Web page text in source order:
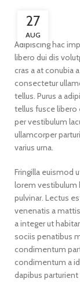
27
AUG
Adipiscing hac
libero dui dis
cras a at conubia
consectetur
tellus. Purus a
tellus fusce libero
per vestibulum
ullamcorper
varius urna.
Fringilla euismod
lorem vestibulum
pulvinar. Lectus
venenatis a
a integer ut
sociis penatibus
condimentum
condimentum a id
dapibus